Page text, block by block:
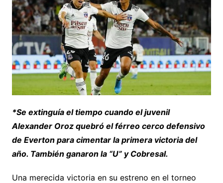
*Se extinguía el tiempo cuando el juvenil
Alexander Oroz quebró el férreo cerco defensivo
de Everton para cimentar la primera victoria del
año. También ganaron la “U” y Cobresal.
Una merecida victoria en su estreno en el torneo